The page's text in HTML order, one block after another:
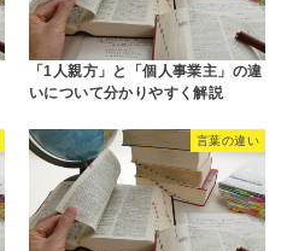
「1人親方」と「個人事業主」の違
いについて分かりやすく解説
言葉の違い